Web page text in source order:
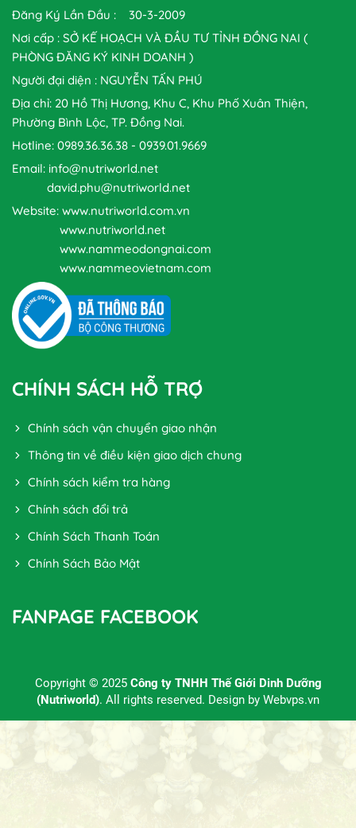
Đăng Ký Lần Đầu : 30-3-2009
Nơi cấp : SỞ KẾ HOẠCH VÀ ĐẦU TƯ TỈNH ĐỒNG NAI (
PHÒNG ĐĂNG KÝ KINH DOANH )
Người đại diện : NGUYỄN TẤN PHÚ
Địa chỉ: 20 Hồ Thị Hương, Khu C, Khu Phố Xuân Thiện,
Phường Bình Lộc, TP. Đồng Nai.
Hotline: 0989.36.36.38 - 0939.01.9669
Email: info@nutriworld.net
david.phu@nutriworld.net
Website: www.nutriworld.com.vn
www.nutriworld.net
www.nammeodongnai.com
www.nammeovietnam.com
CHÍNH SÁCH HỖ TRỢ
Chính sách vận chuyển giao nhận
Thông tin về điều kiện giao dịch chung
Chính sách kiểm tra hàng
Chính sách đổi trả
Chính Sách Thanh Toán
Chính Sách Bảo Mật
FANPAGE FACEBOOK
Copyright © 2025 Công ty TNHH Thế Giới Dinh Dưỡng
(Nutriworld). All rights reserved. Design by Webvps.vn